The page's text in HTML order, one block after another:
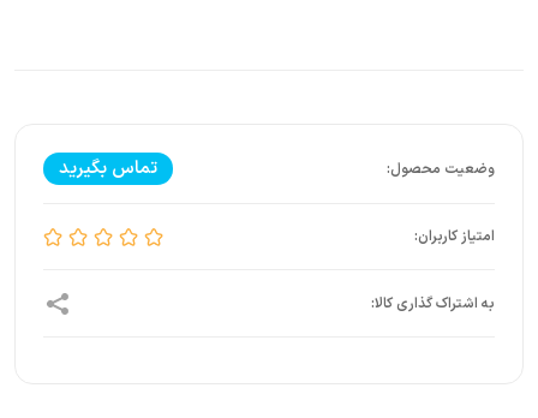
تماس بگیرید